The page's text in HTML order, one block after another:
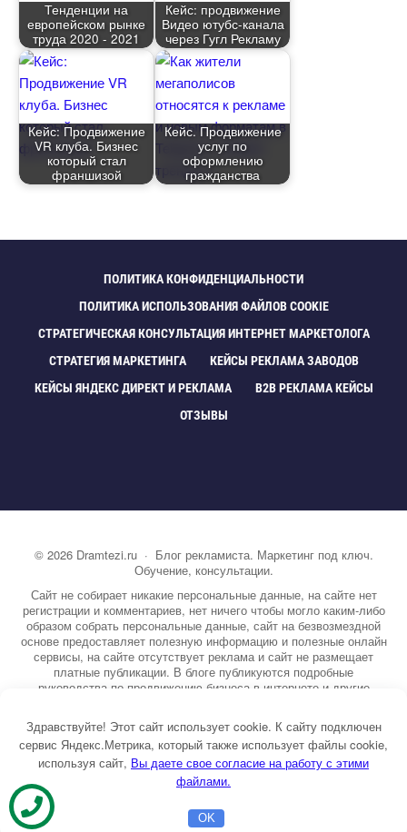
Тенденции на
европейском рынке
труда 2020 - 2021
Кейс: продвижение
идео ютубс-канала
через Гугл Рекламу
Кейс: Продвижение
VR клуба. Бизнес
который стал
франшизой
Кейс. Продвижение
услуг по
оформлению
ражданства
ПОЛИТИКА КОНФИДЕНЦИАЛЬНОСТИ
ПОЛИТИКА ИСПОЛЬЗОВАНИЯ ФАЙЛОВ COOKIE
СТРАТЕГИЧЕСКАЯ КОНСУЛЬТАЦИЯ ИНТЕРНЕТ МАРКЕТОЛОГА
СТРАТЕГИЯ МАРКЕТИНГА
КЕЙСЫ РЕКЛАМА ЗАВОДО
КЕЙСЫ ЯНДЕКС ДИРЕКТ И РЕКЛАМА
B2B РЕКЛАМА КЕЙСЫ
ОТЗЫВЫ
© 2026 Dramtezi.ru· Блог рекламиста. Маркетинг под ключ.
Обучение, консультации.
Сайт не собирает никакие персональные данные, на сайте нет
регистрации и комментариев, нет ничего чтобы могло каким-либо
образом собрать персональные данные, сайт на безвозмездной
основе предоставляет полезную информацию и полезные онлайн
сервисы, на сайте отсутствует реклама и сайт не размещает
платные публикации. В блоге публикуются подробные
руководства по продвижению бизнеса в интернете и другие
информацию о маркетинге, рекламе, копирайтинге и другие темы.
На сайте опубликовано более 3000 статей.
Тема от GoodwinPress.ru
Здравствуйте! Этот сайт использует cookie. К сайту подключен
сервис Яндекс.Метрика, который также использует файлы cookie,
используя сайт, ы даете свое согласие на работу с этими
файлами.
OK